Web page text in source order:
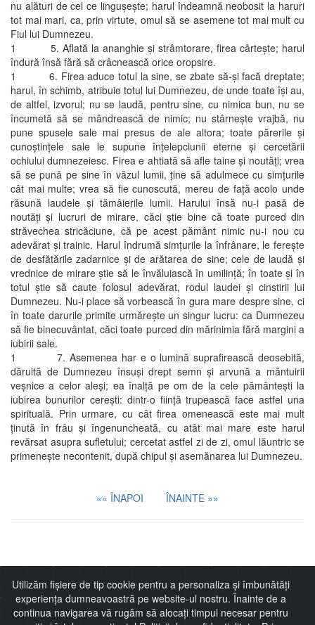
nu alături de cel ce linguşeşte; harul îndeamnă neobosit la haruri
tot mai mari, ca, prin virtute, omul să se asemene tot mai mult cu
Fiul lui Dumnezeu.
1 5. Aflată la ananghie şi strâmtorare, firea cârteşte; harul
îndură însă fără să crâcnească orice oropsire.
1 6. Firea aduce totul la sine, se zbate să-şi facă dreptate;
harul, în schimb, atribuie totul lui Dumnezeu, de unde toate îşi au,
de altfel, izvorul; nu se laudă, pentru sine, cu nimica bun, nu se
încumetă să se mândrească de nimic; nu stârneşte vrajbă, nu
pune spusele sale mai presus de ale altora; toate părerile şi
cunoştinţele sale le supune înţelepciunii eterne şi cercetării
ochiului dumnezeiesc. Firea e ahtiată să afle taine şi noutăţi; vrea
să se pună pe sine în văzul lumii, ţine să adulmece cu simţurile
cât mai multe; vrea să fie cunoscută, mereu de faţă acolo unde
răsună laudele şi tămâierile lumii. Harului însă nu-i pasă de
noutăţi şi lucruri de mirare, căci ştie bine că toate purced din
străvechea stricăciune, că pe acest pământ nimic nu-i nou cu
adevărat şi trainic. Harul îndrumă simţurile la înfrânare, le fereşte
de desfătările zadarnice şi de arătarea de sine; cele de laudă şi
vrednice de mirare ştie să le învăluiască în umilinţă; în toate şi în
totul ştie să caute folosul adevărat, rodul laudei şi cinstirii lui
Dumnezeu. Nu-i place să vorbească în gura mare despre sine, ci
în toate darurile primite urmăreşte un singur lucru: ca Dumnezeu
să fie binecuvântat, căci toate purced din mărinimia fără margini a
iubirii sale.
1 7. Asemenea har e o lumină suprafirească deosebită,
dăruită de Dumnezeu însuşi drept semn şi arvună a mântuirii
veşnice a celor aleşi; ea înalţă pe om de la cele pământeşti la
iubirea bunurilor cereşti: dintr-o fiinţă trupească face astfel una
spirituală. Prin urmare, cu cât firea omenească este mai mult
ţinută în frâu şi îngenuncheată, cu atât mai mare este harul
revărsat asupra sufletului; cercetat astfel zi de zi, omul lăuntric se
primeneşte necontenit, după chipul şi asemănarea lui Dumnezeu.
«« ÎNAPOI ÎNAINTE »»
Utilizăm fișiere de tip cookie pentru a personaliza și îmbunătăți
experiența dumneavoastră pe website-ul nostru. Înainte de a
continua navigarea vă rugăm să alocați timpul necesar pentru